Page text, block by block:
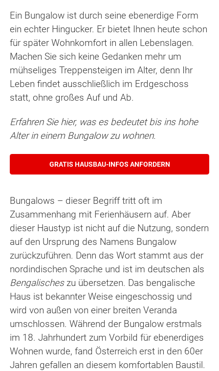
Ein Bungalow ist durch seine ebenerdige Form
ein echter Hingucker. Er bietet Ihnen heute schon
für später Wohnkomfort in allen Lebenslagen.
Machen Sie sich keine Gedanken mehr um
mühseliges Treppensteigen im Alter, denn Ihr
Leben findet ausschließlich im Erdgeschoss
statt, ohne großes Auf und Ab.
Erfahren Sie hier, was es bedeutet bis ins hohe
Alter in einem Bungalow zu wohnen.
GRATIS HAUSBAU-INFOS ANFORDERN
Bungalows – dieser Begriff tritt oft im
Zusammenhang mit Ferienhäusern auf. Aber
dieser Haustyp ist nicht auf die Nutzung, sondern
auf den Ursprung des Namens Bungalow
zurückzuführen. Denn das Wort stammt aus der
nordindischen Sprache und ist im deutschen als
Bengalischeszu übersetzen. Das bengalische
Haus ist bekannter Weise eingeschossig und
wird von außen von einer breiten Veranda
umschlossen. Während der Bungalow erstmals
im 18. Jahrhundert zum Vorbild für ebenerdiges
Wohnen wurde, fand Österreich erst in den 60er
Jahren gefallen an diesem komfortablen Baustil.